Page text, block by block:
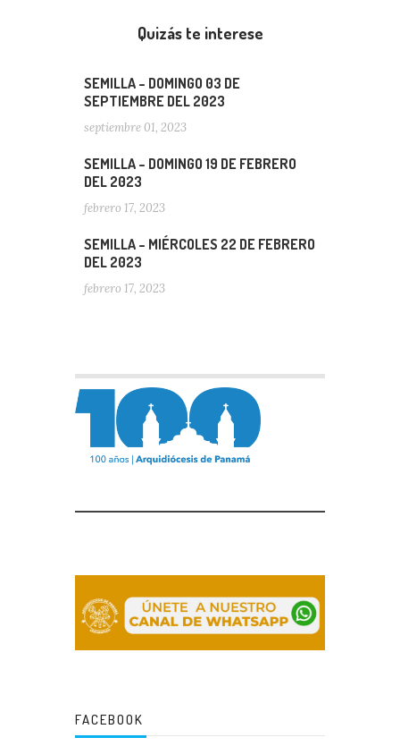
Quizás te interese
SEMILLA – DOMINGO 03 DE
SEPTIEMBRE DEL 2023
septiembre 01, 2023
SEMILLA – DOMINGO 19 DE FEBRERO
DEL 2023
febrero 17, 2023
SEMILLA – MIÉRCOLES 22 DE FEBRERO
DEL 2023
febrero 17, 2023
FACEBOOK